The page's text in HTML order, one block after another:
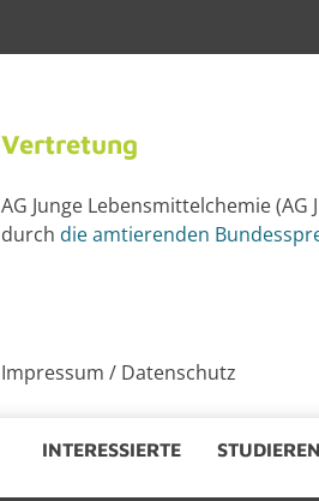
Ver­tre­tung
AG Junge Le­bens­mit­tel­che­mie (AG
durch die am­tie­ren­den
Im­pres­sum / Da­ten­schutz
IN­TER­ES­SIER­TE